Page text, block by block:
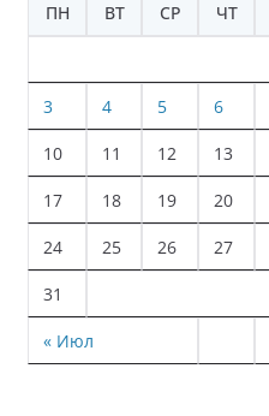
ПН
ВТ СР ЧТ
« Июл
3 4 5 6
10 11 12 13
17 18 19 20
24 25 26 27
31